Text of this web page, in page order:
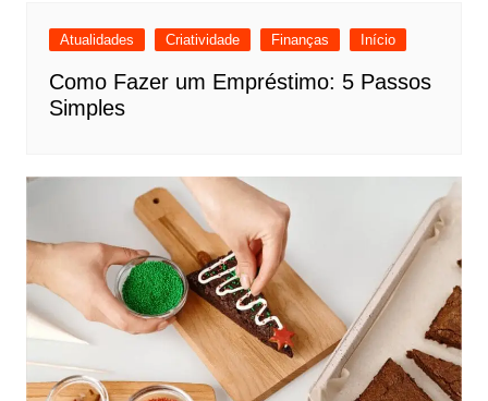
Atualidades Criatividade Finanças Início
Como Fazer um Empréstimo: 5 Passos
Simples